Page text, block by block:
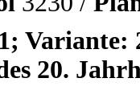
Variante:
20.